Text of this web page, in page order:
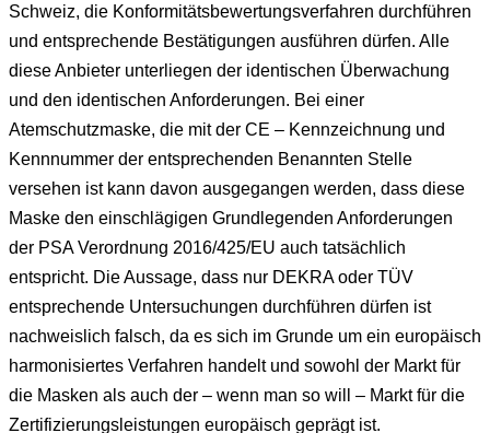
Schweiz, die Konformitätsbewertungsverfahren durchführen
und entsprechende Bestätigungen ausführen dürfen. Alle
diese Anbieter unterliegen der identischen Überwachung
und den identischen Anforderungen. Bei einer
Atemschutzmaske, die mit der CE – Kennzeichnung und
Kennnummer der entsprechenden Benannten Stelle
versehen ist kann davon ausgegangen werden, dass diese
Maske den einschlägigen Grundlegenden Anforderungen
der PSA Verordnung 2016/425/EU auch tatsächlich
entspricht. Die Aussage, dass nur DEKRA oder TÜV
entsprechende Untersuchungen durchführen dürfen ist
nachweislich falsch, da es sich im Grunde um ein europäisch
harmonisiertes Verfahren handelt und sowohl der Markt für
die Masken als auch der – wenn man so will – Markt für die
Zertifizierungsleistungen europäisch geprägt ist.